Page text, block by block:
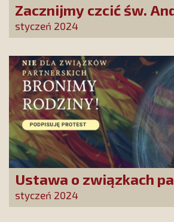
Zacznijmy czcić św.
Bobolę! On nas o to
styczeń 2024
Ustawa o związkach
to początek
zmian. Nie pozwólmy
styczeń 2024